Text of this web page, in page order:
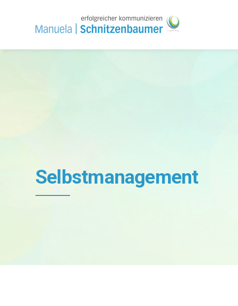
Selbstmanagement